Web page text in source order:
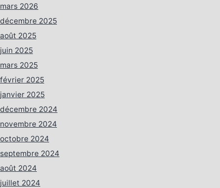
mars 2026
décembre 2025
août 2025
juin 2025
mars 2025
février 2025
janvier 2025
décembre 2024
novembre 2024
octobre 2024
septembre 2024
août 2024
juillet 2024